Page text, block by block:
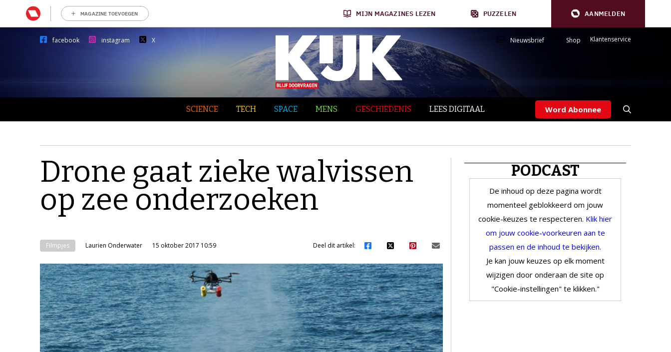
MAGAZINE TOEVOEGEN MIJN MAGAZINES LEZEN PUZZELEN AANMELDEN
facebook instagram X Nieuwsbrief Shop Klantenservice
SCIENCE TECH SPACE MENS GESCHIEDENIS LEES DIGITAAL Word Abonnee
Drone gaat zieke walvissen
op zee onderzoeken
Filmpjes Laurien Onderwater 15 oktober 2017 10:59 Deel dit artikel:
PODCAST
De inhoud op deze pagina wordt
momenteel geblokkeerd om jouw
cookie-keuzes te respecteren. Klik hier
om jouw cookie-voorkeuren aan te
passen en de inhoud te bekijken.
Je kan jouw keuzes op elk moment
wijzigen door onderaan de site op
"Cookie-instellingen" te klikken."